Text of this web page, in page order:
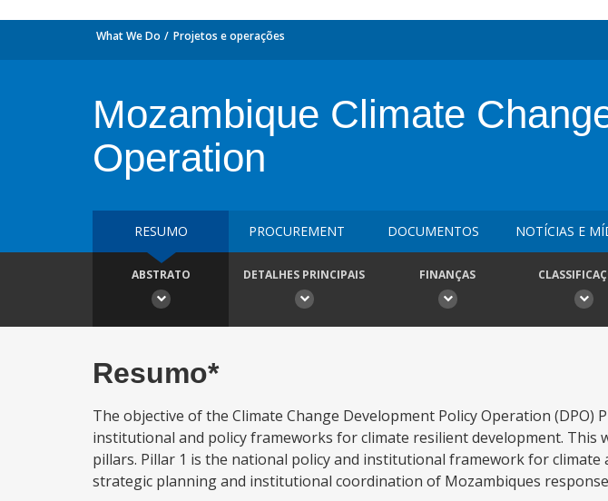
What We Do Projetos e operações
Mozambique Climate
Operation
RESUMO PROCUREMENT DOCUMENTOS NOTÍCIAS E
ABSTRATO DETALHES PRINCIPAIS FINANÇAS
Resumo*
The objective of the Climate Change Development Policy Operation
institutional and policy frameworks for climate resilient development.
pillars. Pillar 1 is the national policy and institutional framework for
strategic planning and institutional coordination of Mozambiques